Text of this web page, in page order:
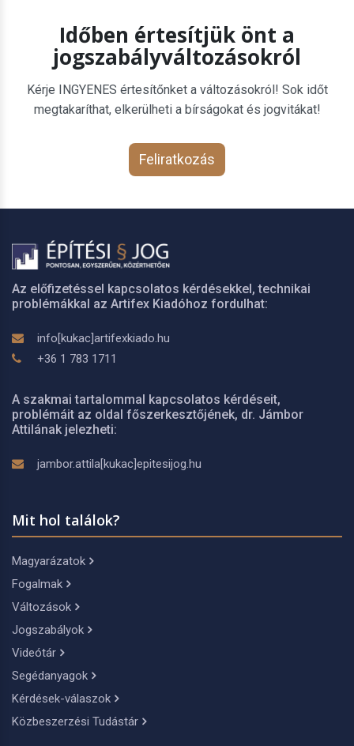
Időben értesítjük önt a
jogszabályváltozásokról
Kérje INGYENES értesítőnket a változásokról! Sok időt
megtakaríthat, elkerülheti a bírságokat és jogvitákat!
Feliratkozás
Az előfizetéssel kapcsolatos kérdésekkel, technikai
problémákkal az Artifex Kiadóhoz fordulhat:
info[kukac]artifexkiado.hu
+36 1 783 1711
A szakmai tartalommal kapcsolatos kérdéseit,
problémáit az oldal főszerkesztőjének, dr. Jámbor
Attilának jelezheti:
jambor.attila[kukac]epitesijog.hu
Mit hol találok?
Magyarázatok
Fogalmak
Változások
Jogszabályok
Videótár
Segédanyagok
Kérdések-válaszok
Közbeszerzési Tudástár